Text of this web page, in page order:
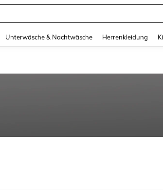
Unterwäsche & Nachtwäsche Herrenkleidung